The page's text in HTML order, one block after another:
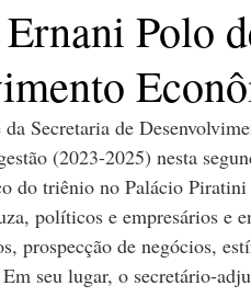
Polo
Secretaria de
(2023-2025) nesta
do triênio no Palácio
políticos e empresários e
prospecção de negócios,
seu lugar, o secretário-